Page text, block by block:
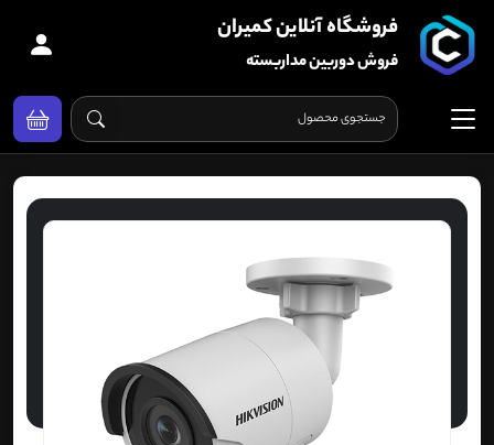
فروشگاه آنلاین کمیران
فروش دوربین مداربسته